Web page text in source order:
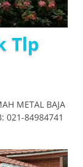
Tlp
METAL BAJA
021-84984741